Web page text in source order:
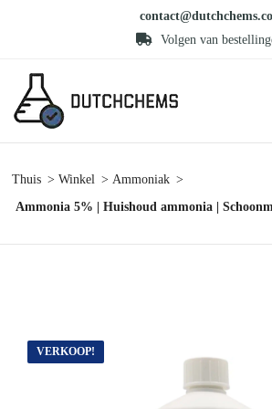
Volgen van
Thuis Winkel
Ammoniak
Ammonia 5% | Huishoud ammonia |
VERKOOP!